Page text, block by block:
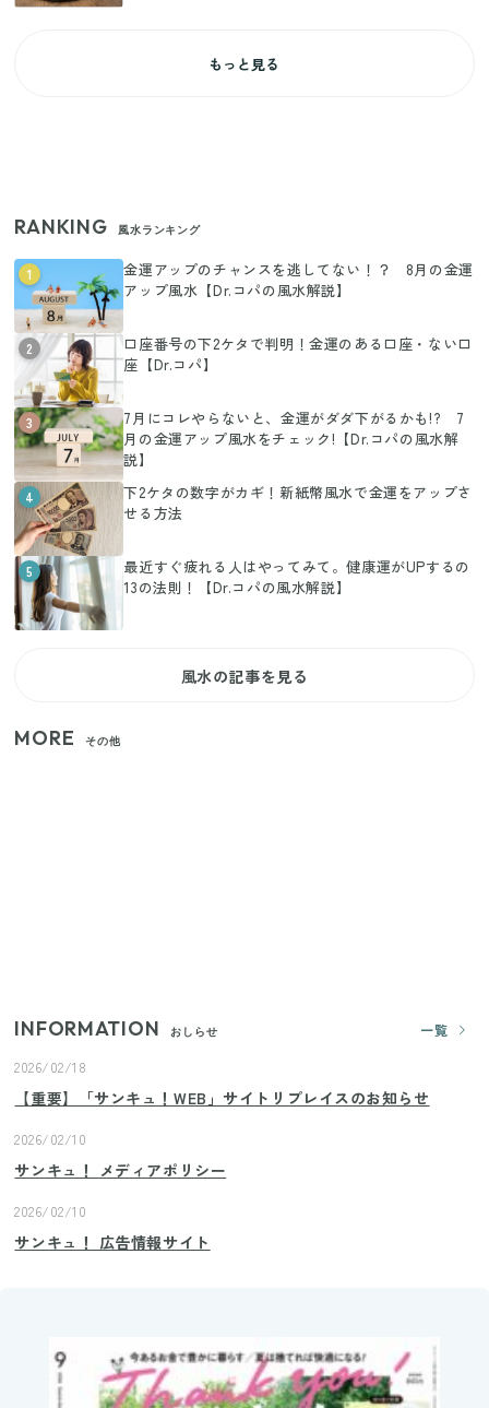
もっと見る
RANKING 風水ランキング
1
金運アップのチャンスを逃してない！？ 8月の金運
アップ風水【Dr.コパの風水解説】
2
口座番号の下2ケタで判明！金運のある口座・ない口
座【Dr.コパ】
3
7月にコレやらないと、金運がダダ下がるかも!? 7
月の金運アップ風水をチェック!【Dr.コパの風水解
説】
4
下2ケタの数字がカギ！新紙幣風水で金運をアップさ
せる方法
5
最近すぐ疲れる人はやってみて。健康運がUPするの
13の法則！【Dr.コパの風水解説】
風水の記事を見る
MORE その他
INFORMATION おしらせ
一覧
2026/02/18
【重要】「サンキュ！WEB」サイトリプレイスのお知らせ
2026/02/10
サンキュ！ メディアポリシー
2026/02/10
サンキュ！ 広告情報サイト